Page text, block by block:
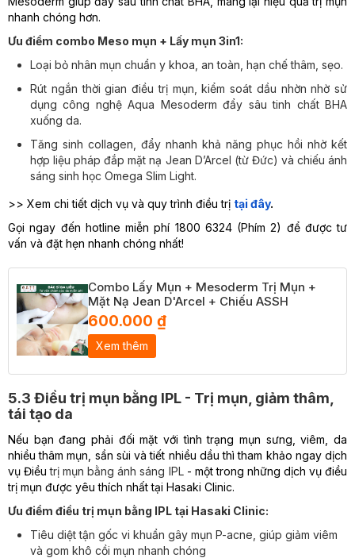
nhanh chóng hơn.
Ưu điểm combo Meso mụn + Lấy mụn 3in1:
Loại bỏ nhân mụn chuẩn y khoa, an toàn, hạn chế thâm, sẹo.
Rút ngắn thời gian điều trị mụn, kiểm soát dầu nhờn nhờ sử
dụng công nghệAqua Mesoderm đẩy sâu tinh chất BHA
xuống da.
Tăng sinh collagen, đẩy nhanh khả năng phục hồi nhờ kết
hợp liệu pháp đắp mặt nạ Jean D’Arcel (từ Đức) và chiếu ánh
sáng sinh học Omega Slim Light.
>> Xem chi tiết dịch vụ và quy trình điều trị tại đây.
Gọi ngay đến hotline miễn phí 1800 6324 (Phím 2) để được tư
vấn và đặt hẹn nhanh chóng nhất!
Combo Lấy Mụn + Mesoderm Trị Mụn +
Mặt Nạ Jean D'Arcel + Chiếu ASSH
600.000 ₫
Xem thêm
5.3 Điều trị mụn bằng IPL - Trị mụn, giảm thâm,
tái tạo da
Nếu bạn đang phải đối mặt với tình trạng mụn sưng, viêm, da
nhiều thâm mụn, sần sùi và tiết nhiều dầu thì tham khảo ngay dịch
vụ Điềutrị mụn bằng ánh sáng IPL - một trong những dịch vụ điều
trị mụn được yêu thích nhất tại Hasaki Clinic.
Ưu điểm điều trị mụn bằng IPL tại Hasaki Clinic:
Tiêu diệt tận gốc vi khuẩn gây mụn P-acne, giúp giảm viêm
và gom khô cồi mụn nhanh chóng